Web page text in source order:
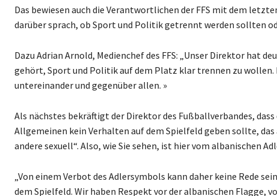
Das bewiesen auch die Verantwortlichen der FFS mit dem
darüber sprach, ob Sport und Politik getrennt werden sollten
Dazu Adrian Arnold, Medienchef des FFS: „Unser Direktor hat
gehört, Sport und Politik auf dem Platz klar trennen zu
untereinander und gegenüber allen. »
Als nächstes bekräftigt der Direktor des Fußballverbandes,
Allgemeinen kein Verhalten auf dem Spielfeld geben sollte,
andere sexuell“. Also, wie Sie sehen, ist hier vom albanischen
„Von einem Verbot des Adlersymbols kann daher keine Rede
dem Spielfeld. Wir haben Respekt vor der albanischen Flagge,